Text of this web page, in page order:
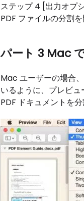
ステップ 4 [出力オプ
PDF ファイルの分割を
パート 3 Mac
Mac ユーザーの場合
いるように、プレビ
PDF ドキュメントを